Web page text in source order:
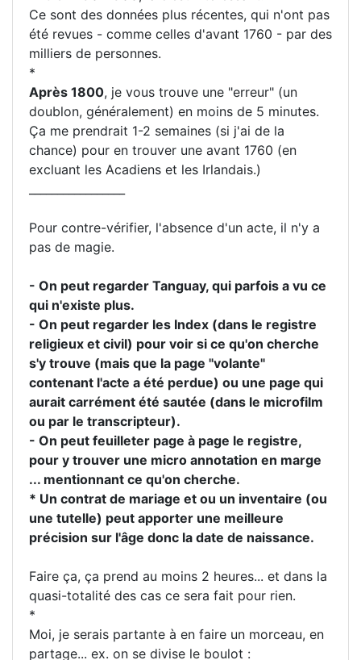
Ce sont des données plus récentes, qui n'ont pas
été revues - comme celles d'avant 1760 - par des
milliers de personnes.
*
Après 1800, je vous trouve une "erreur" (un
doublon, généralement) en moins de 5 minutes.
Ça me prendrait 1-2 semaines (si j'ai de la
chance) pour en trouver une avant 1760 (en
excluant les Acadiens et les Irlandais.)
Pour contre-vérifier, l'absence d'un acte, il n'y a
pas de magie.
- On peut regarder Tanguay, qui parfois a vu ce
qui n'existe plus.
- On peut regarder les Index (dans le registre
religieux et civil) pour voir si ce qu'on cherche
s'y trouve (mais que la page "volante"
contenant l'acte a été perdue) ou une page qui
aurait carrément été sautée (dans le microfilm
ou par le transcripteur).
- On peut feuilleter page à page le registre,
pour y trouver une micro annotation en marge
... mentionnant ce qu'on cherche.
* Un contrat de mariage et ou un inventaire (ou
une tutelle) peut apporter une meilleure
précision sur l'âge donc la date de naissance.
Faire ça, ça prend au moins 2 heures... et dans la
quasi-totalité des cas ce sera fait pour rien.
*
Moi, je serais partante à en faire un morceau, en
partage... ex. on se divise le boulot :